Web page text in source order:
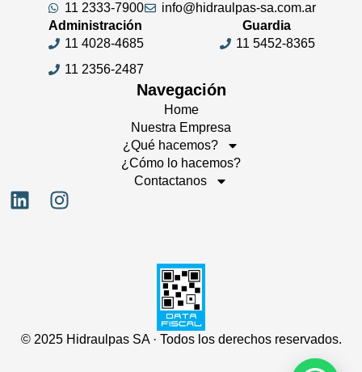
11 2333-7900
info@hidraulpas-sa.com.ar
Administración
11 4028-4685
11 2356-2487
Guardia
11 5452-8365
Navegación
Home
Nuestra Empresa
¿Qué hacemos?
¿Cómo lo hacemos?
Contactanos
© 2025 Hidraulpas SA · Todos los derechos reservados.